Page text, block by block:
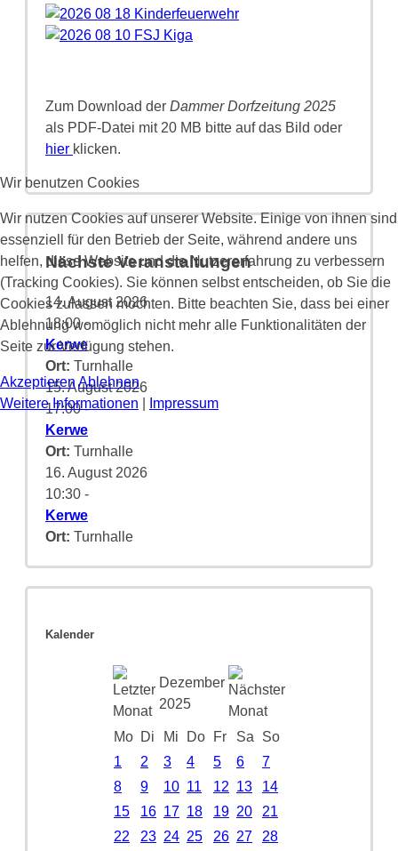
Zum Download der Dammer Dorfzeitung 2025
als PDF-Datei mit 20 MB bitte auf das Bild oder
hier klicken.
Nächste Veranstaltungen
14. August 2026
18:00-
Kerwe
Ort: Turnhalle
15. August 2026
17:00-
Kerwe
Ort: Turnhalle
16. August 2026
10:30 -
Kerwe
Ort: Turnhalle
Kalender
Dezember
2025
Mo Di Mi Do Fr Sa
So
1
2 3 4 5 6
7
8
9 10 11 12 13
14
15
16 17 18 19 20
21
22
23 24 25 26 27
28
Wir benutzen Cookies
Wir nutzen Cookies auf unserer Website. Einige von ihnen sind
essenziell für den Betrieb der Seite, während andere uns
helfen, diese Website und die Nutzererfahrung zu verbessern
(Tracking Cookies). Sie können selbst entscheiden, ob Sie die
Cookies zulassen möchten. Bitte beachten Sie, dass bei einer
Ablehnung womöglich nicht mehr alle Funktionalitäten der
Seite zur Verfügung stehen.
Akzeptieren Ablehnen
Weitere Informationen
Impressum